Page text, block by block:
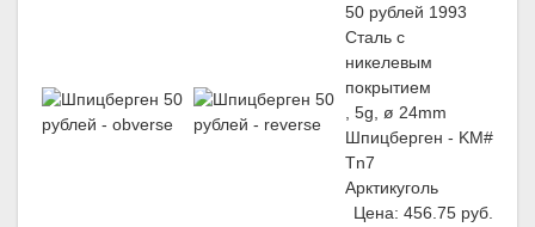
50 рублей 1993
Сталь с
никелевым
покрытием
, 5g, ø 24mm
Шпицберген - KM#
Tn7
Арктикуголь
Цена: 456.75 руб.